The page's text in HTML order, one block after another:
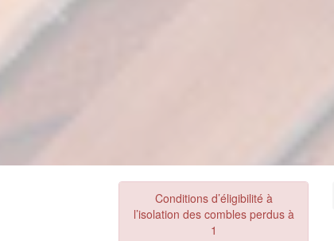
Conditions d’éligibilité à
l’isolation des combles perdus à
1